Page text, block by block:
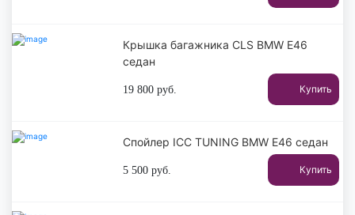
Крышка багажника CLS BMW E46
седан
19 800 руб. Купить
Спойлер ICC TUNING BMW E46 седан
5 500 руб. Купить